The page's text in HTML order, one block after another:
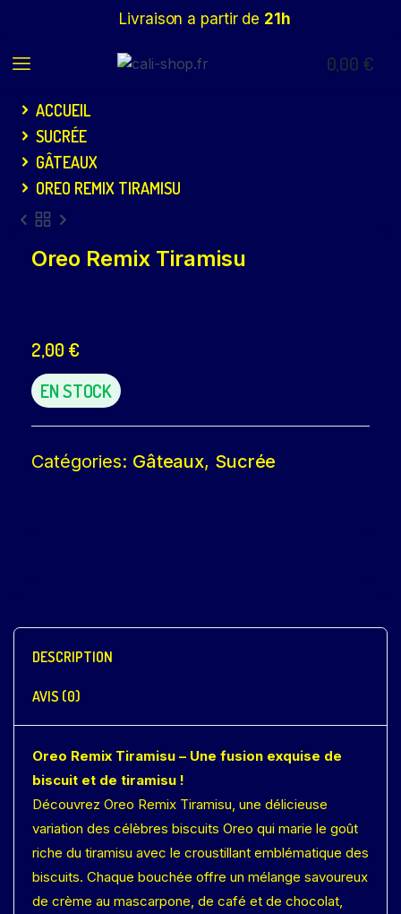
Livraison a partir de 21h
0,00 €
ACCUEIL
SUCRÉE
GÂTEAUX
OREO REMIX TIRAMISU
Oreo Remix Tiramisu
2,00 €
EN STOCK
Catégories: Gâteaux, Sucrée
DESCRIPTION
AVIS (0)
Oreo Remix Tiramisu – Une fusion exquise de
biscuit et de tiramisu !
Découvrez Oreo Remix Tiramisu, une délicieuse
variation des célèbres biscuits Oreo qui marie le goût
riche du tiramisu avec le croustillant emblématique des
biscuits. Chaque bouchée offre un mélange savoureux
de crème au mascarpone, de café et de chocolat,